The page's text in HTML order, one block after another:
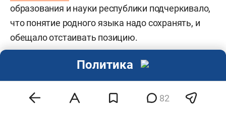
учесть в документе «языковые гарантии и права
народов многонациональной России».
Елены Ямпольской , которая
представляла именно республику, будучи
депутатом Госдумы, неприятным сюрпризом.
образования и науки республики подчеркивало,
что понятие родного языка надо сохранять, и
обещало отстаивать позицию.
82
Политика